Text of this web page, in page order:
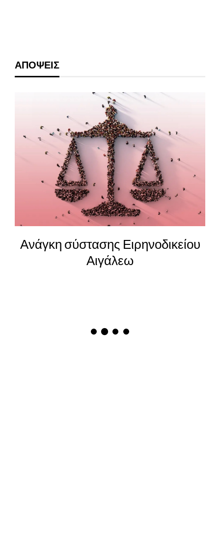
ΑΠΟΨΕΙΣ
25η Μαρτίου – Η αξία και η
καταδίκη των ηρώων